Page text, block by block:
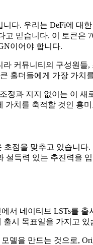
니다. 우리는 DeFi에 대
믿습니다. 이 토큰
이어야 합니다.
커뮤니티의 구성원
홀더들에게 가장 가치
과 지지 없이는 이
치를 축적할 것인 흥
점을 맞추고 있습니다.
득력 있는 추진력을
서 네이티브 LSTs를
시 목표일을 가지고 있
델을 만드는 것으로,